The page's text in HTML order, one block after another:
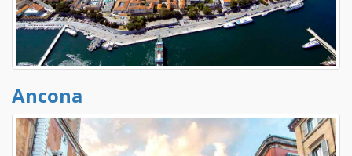
Ancona